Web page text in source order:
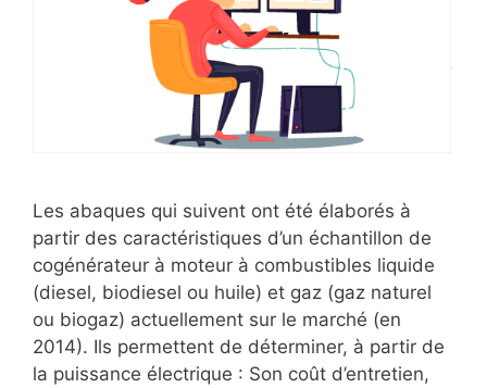
Les abaques qui suivent ont été élaborés à
partir des caractéristiques d’un échantillon de
cogénérateur à moteur à combustibles liquide
(diesel, biodiesel ou huile) et gaz (gaz naturel
ou biogaz) actuellement sur le marché (en
2014). Ils permettent de déterminer, à partir de
la puissance électrique : Son coût d’entretien,